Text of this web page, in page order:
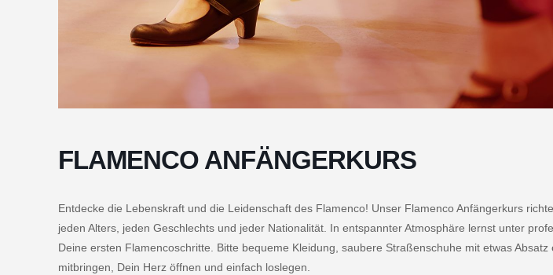
FLAMENCO ANFÄNGERKURS
Entdecke die Lebenskraft und die Leidenschaft des Flamenco! Unser Flamenco Anfängerkurs
jeden Alters, jeden Geschlechts und jeder Nationalität. In entspannter Atmosphäre lernst unter
Deine ersten Flamencoschritte. Bitte bequeme Kleidung, saubere Straßenschuhe mit etwas Absatz
mitbringen, Dein Herz öffnen und einfach loslegen.